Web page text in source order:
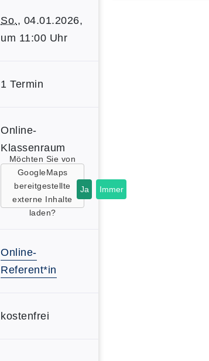
So., 04.01.2026,
um 11:00 Uhr
1 Termin
Online-
Klassenraum
Möchten Sie von
GoogleMaps
bereitgestellte
externe Inhalte
laden?
Ja Immer
Online-
Referent*in
kostenfrei
Insgesamt gibt es